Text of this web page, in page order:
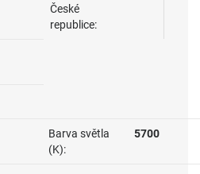
České
republice:
Barva světla
(K):
5700